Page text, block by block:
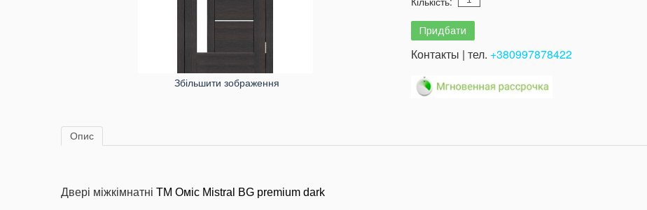
Збільшити зображення
Контакты | тел. +380997878422
Опис
Двері міжкімнатні ТМ Оміс Mistral BG premium dark